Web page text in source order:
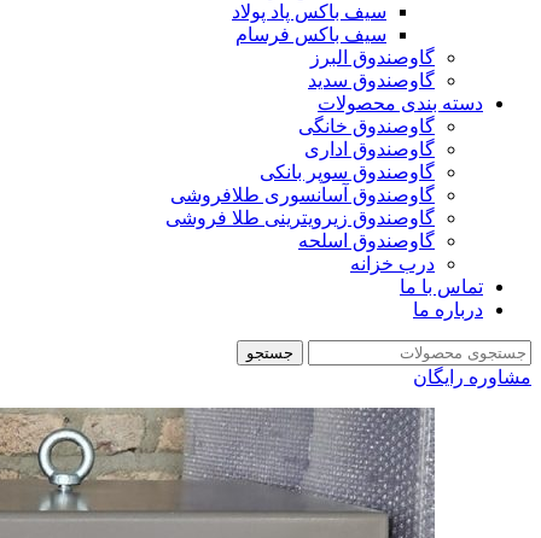
سیف باکس پاد پولاد
سیف باکس فرسام
گاوصندوق البرز
گاوصندوق سدید
دسته بندی محصولات
گاوصندوق خانگی
گاوصندوق اداری
گاوصندوق سوپر بانکی
گاوصندوق آسانسوری طلافروشی
گاوصندوق زیرویترینی طلا فروشی
گاوصندوق اسلحه
درب خزانه
تماس با ما
درباره ما
جستجو
مشاوره رایگان